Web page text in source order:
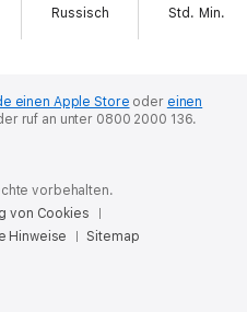
Russisch Std. Min.
einen Apple Store oder einen
ruf an unter 0800 2000 136.
vorbehalten.
von Cookies
Hinweise Sitemap